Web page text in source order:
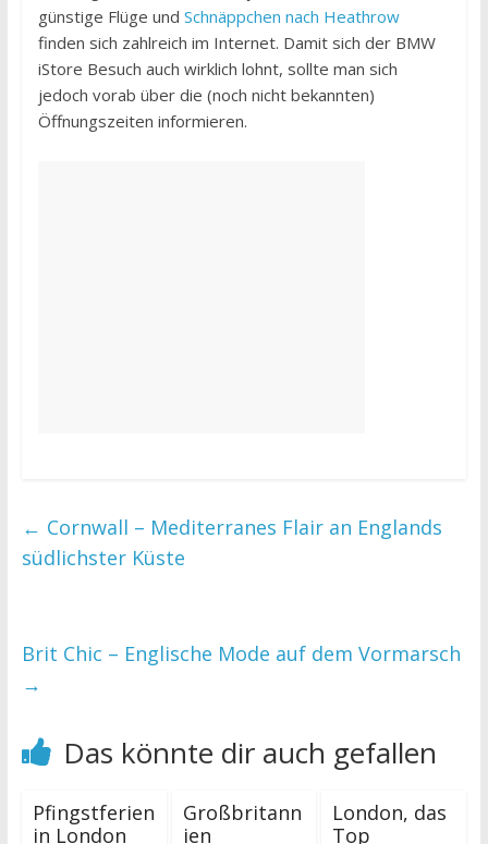
günstige Flüge und Schnäppchen nach Heathrow
finden sich zahlreich im Internet. Damit sich der BMW
iStore Besuch auch wirklich lohnt, sollte man sich
jedoch vorab über die (noch nicht bekannten)
Öffnungszeiten informieren.
← Cornwall – Mediterranes Flair an Englands
südlichster Küste
Brit Chic – Englische Mode auf dem Vormarsch
→
Das könnte dir auch gefallen
Pfingstferien
in London
Großbritann
ien
London, das
Top